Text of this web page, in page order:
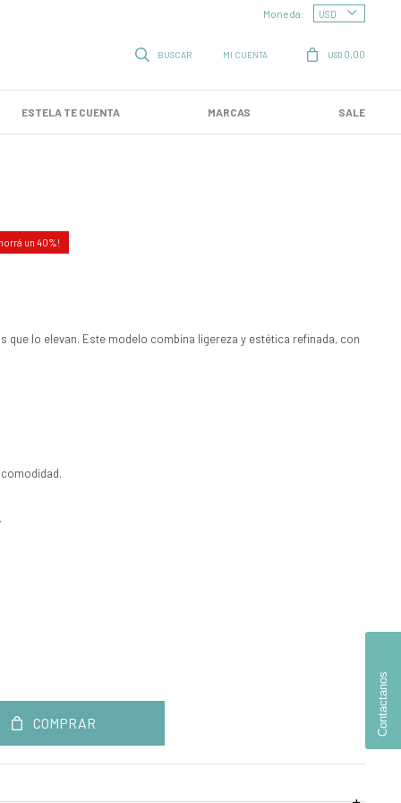
ESTELA TE CUENTA MARCAS SALE
USD 0,00
Moneda:
40
que lo elevan. Este modelo combina ligereza y estética refinada, con
COMPRAR Contactanos